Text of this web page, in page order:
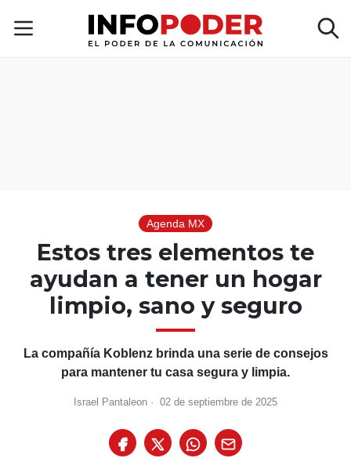
Agenda MX
Estos tres elementos te
ayudan a tener un hogar
limpio, sano y seguro
La compañía Koblenz brinda una serie de consejos
para mantener tu casa segura y limpia.
Israel Pantaleon · 02 de septiembre de 2025